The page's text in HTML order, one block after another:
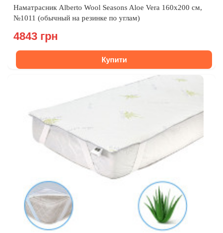
Наматрасник Alberto Wool Seasons Aloe Vera 160x200 см,
№1011 (обычный на резинке по углам)
4843 грн
Купити